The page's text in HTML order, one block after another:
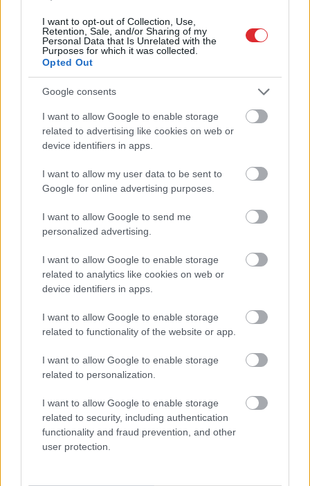
I want to opt-out of Collection, Use,
Retention, Sale, and/or Sharing of my
Personal Data that Is Unrelated with the
Purposes for which it was collected.
Opted Out
Google consents
I want to allow Google to enable storage
related to advertising like cookies on web or
device identifiers in apps.
I want to allow my user data to be sent to
Google for online advertising purposes.
I want to allow Google to send me
personalized advertising.
I want to allow Google to enable storage
related to analytics like cookies on web or
device identifiers in apps.
I want to allow Google to enable storage
related to functionality of the website or app.
I want to allow Google to enable storage
related to personalization.
I want to allow Google to enable storage
related to security, including authentication
functionality and fraud prevention, and other
user protection.
“Kurš viņus fenderē?”
Pircēji pamanījuši, ka
pavisam neparastu
Kā bez maksas pavadīt
laiku Grieķijas villā?
Atklāta neparasta
iespēja, par kuru daudzi
vēl nezina
Biļete maksā 89 eiro, bet
pie kases jau 96,51: pircēju
pārsteidz trīs obligātas
komisijas maksas
Atcelt Ziņot